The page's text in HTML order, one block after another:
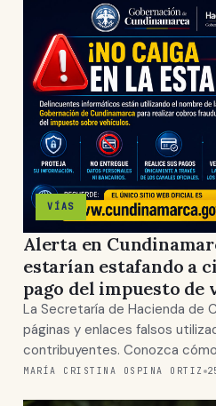
VÍAS
Alerta en
estarían estafando a
pago del impuesto de
La Secretaría de Hacienda de
páginas y enlaces falsos
contribuyentes. Conozca
MARÍA CRISTINA OSPINA ORTIZ